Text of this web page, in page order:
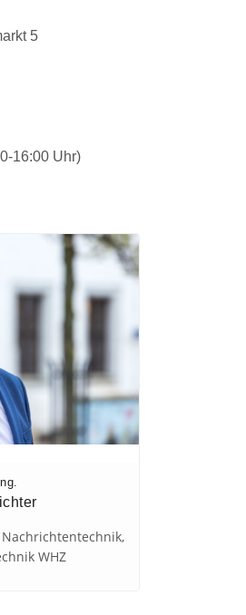
5
16:00 Uhr)
WHZ